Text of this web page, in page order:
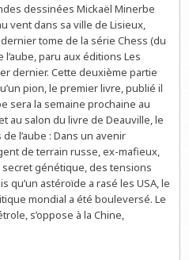
&
BD
:
MICKAËL
MINERBE
À
LISIEUX
dessinées Mickaël Minerbe
vent dans sa ville de Lisieux,
tome de la série Chess (du
paru aux éditions Les
dernier. Cette deuxième partie
pion, le premier livre, publié il
sera la semaine prochaine au
au salon du livre de Deauville, le
l’aube : Dans un avenir
de terrain russe, ex-mafieux,
génétique, des tensions
qu’un astéroïde a rasé les USA, le
mondial a été bouleversé. Le
s’oppose à la Chine,